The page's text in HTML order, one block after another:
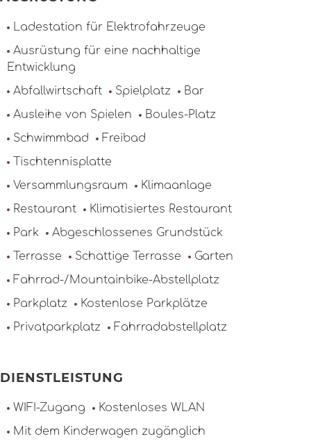
Ladestation für Elektrofahrzeuge
Ausrüstung für eine nachhaltige
Entwicklung
Abfallwirtschaft
Spielplatz
Bar
Ausleihe von Spielen
Boules-Platz
Schwimmbad
Freibad
Tischtennisplatte
Versammlungsraum
Klimaanlage
Restaurant
Klimatisiertes Restaurant
Park
Abgeschlossenes Grundstück
Terrasse
Schattige Terrasse
Garten
Fahrrad-/Mountainbike-Abstellplatz
Parkplatz
Kostenlose Parkplätze
Privatparkplatz
Fahrradabstellplatz
DIENSTLEISTUNG
WIFI-Zugang
Kostenloses WLAN
Mit dem Kinderwagen zugänglich